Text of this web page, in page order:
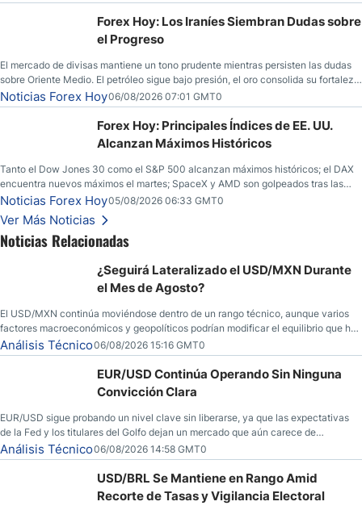
Forex Hoy: Los Iraníes Siembran Dudas sobre
el Progreso
El mercado de divisas mantiene un tono prudente mientras persisten las dudas
sobre Oriente Medio. El petróleo sigue bajo presión, el oro consolida su fortaleza
y los operadores esperan nuevas referencias económicas desde Estados
Unidos.
Noticias Forex Hoy06/08/2026 07:01 GMT0
Forex Hoy: Principales Índices de EE. UU.
Alcanzan Máximos Históricos
Tanto el Dow Jones 30 como el S&P 500 alcanzan máximos históricos; el DAX
encuentra nuevos máximos el martes; SpaceX y AMD son golpeados tras las
llamadas de ganancias; el petróleo crudo cae por debajo de los $80 con nuevas
esperanzas; el dólar estadounidense continúa intentando estabilizarse frente al
yen; el peso mexicano ve un repunte a medida que las tasas caen en EE. UU.
Noticias Forex Hoy05/08/2026 06:33 GMT0
Ver Más Noticias
Noticias Relacionadas
¿Seguirá Lateralizado el USD/MXN Durante
el Mes de Agosto?
El USD/MXN continúa moviéndose dentro de un rango técnico, aunque varios
factores macroeconómicos y geopolíticos podrían modificar el equilibrio que ha
dominado al mercado en las últimas semanas.
Análisis Técnico06/08/2026 15:16 GMT0
EUR/USD Continúa Operando Sin Ninguna
Convicción Clara
EUR/USD sigue probando un nivel clave sin liberarse, ya que las expectativas
de la Fed y los titulares del Golfo dejan un mercado que aún carece de
convicción real.
Análisis Técnico06/08/2026 14:58 GMT0
USD/BRL Se Mantiene en Rango Amid
Recorte de Tasas y Vigilancia Electoral